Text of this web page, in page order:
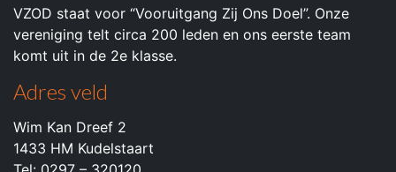
VZOD staat voor “Vooruitgang Zij Ons Doel”. Onze
vereniging telt circa 200 leden en ons eerste team
komt uit in de 2e klasse.
Adres veld
Wim Kan Dreef 2
1433 HM Kudelstaart